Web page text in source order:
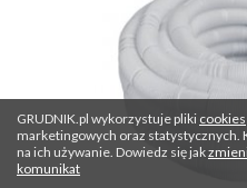
GRUDNIK.pl wykorzystuje pliki cookies
marketingowych oraz statystycznych.
na ich używanie. Dowiedz się jak
komunikat